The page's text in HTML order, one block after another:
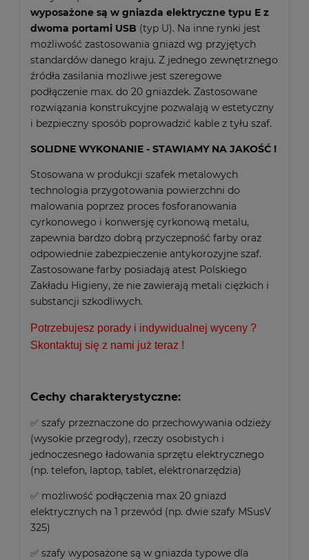
wyposażone są w gniazda elektryczne typu E z
dwoma portami USB (typ U). Na inne rynki jest
możliwość zastosowania gniazd wg przyjętych
standardów danego kraju. Z jednego zewnętrznego
źródła zasilania możliwe jest szeregowe
podłączenie max. do 20 gniazdek. Zastosowane
rozwiązania konstrukcyjne pozwalają w estetyczny
i bezpieczny sposób poprowadzić kable z tyłu szaf.
SOLIDNE WYKONANIE - STAWIAMY NA JAKOŚĆ !
Stosowana w produkcji szafek metalowych
technologia przygotowania powierzchni do
malowania poprzez proces fosforanowania
cyrkonowego i konwersję cyrkonową metalu,
zapewnia bardzo dobrą przyczepność farby oraz
odpowiednie zabezpieczenie antykorozyjne szaf.
Zastosowane farby posiadają atest Polskiego
Zakładu Higieny, że nie zawierają metali ciężkich i
substancji szkodliwych.
Potrzebujesz porady i indywidualnej wyceny ?
Skontaktuj się z nami już teraz !
Cechy charakterystyczne:
✅ szafy przeznaczone do przechowywania odzieży
(wysokie przegrody), rzeczy osobistych i
jednoczesnego ładowania sprzętu elektrycznego
(np. telefon, laptop, tablet, elektronarzędzia)
✅ możliwość podłączenia max 20 gniazd
elektrycznych na 1 przewód (np. dwie szafy MSusV
325)
✅ szafy wyposażone są w gniazda typowe dla